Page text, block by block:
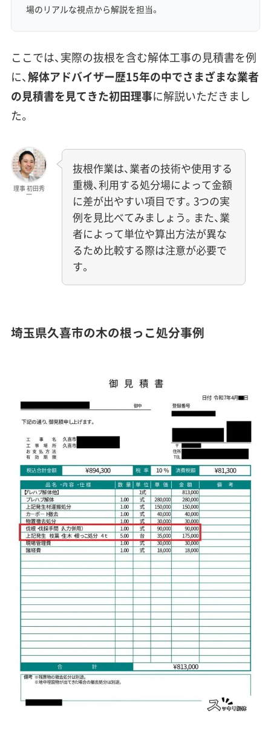
場のリアルな視点から解説を担当。
ここでは、実際の抜根を含む解体工事の見積書を例
に、解体アドバイザー歴15年の中でさまざまな業者
の見積書を見てきた初田理事に解説いただきまし
た。
理事 初田秀
一
抜根作業は、業者の技術や使用する
重機、利用する処分場によって金額
に差が出やすい項目です。3つの実
例を見比べてみましょう。また、業
者によって単位や算出方法が異な
るため比較する際は注意が必要で
す。
埼玉県久喜市の木の根っこ処分事例